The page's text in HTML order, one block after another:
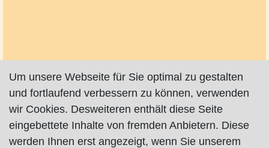
Um unsere Webseite für Sie optimal zu gestalten
und fortlaufend verbessern zu können, verwenden
wir Cookies. Desweiteren enthält diese Seite
eingebettete Inhalte von fremden Anbietern. Diese
werden Ihnen erst angezeigt, wenn Sie unserem